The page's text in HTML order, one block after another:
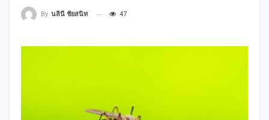
By นลินี ชัยสนิท 47